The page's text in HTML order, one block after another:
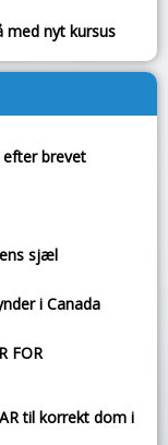
nyt kursus
efter brevet
sjæl
i Canada
FOR
til korrekt dom i